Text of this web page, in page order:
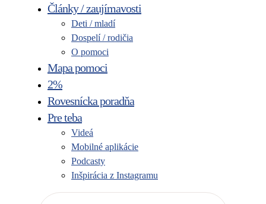
Články / zaujímavosti
Deti / mladí
Dospelí / rodičia
O pomoci
Mapa pomoci
2%
Rovesnícka poradňa
Pre teba
Videá
Mobilné aplikácie
Podcasty
Inšpirácia z Instagramu